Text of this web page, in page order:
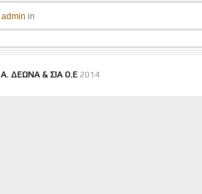
admin in
Α. ΔΕΩΝΑ & ΣΙΑ Ο.Ε 2014